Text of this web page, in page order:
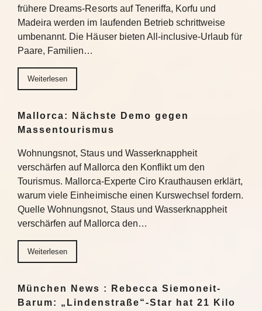
frühere Dreams-Resorts auf Teneriffa, Korfu und
Madeira werden im laufenden Betrieb schrittweise
umbenannt. Die Häuser bieten All-inclusive-Urlaub für
Paare, Familien…
Weiterlesen
Mallorca: Nächste Demo gegen
Massentourismus
Wohnungsnot, Staus und Wasserknappheit
verschärfen auf Mallorca den Konflikt um den
Tourismus. Mallorca-Experte Ciro Krauthausen erklärt,
warum viele Einheimische einen Kurswechsel fordern.
Quelle Wohnungsnot, Staus und Wasserknappheit
verschärfen auf Mallorca den…
Weiterlesen
München News : Rebecca Siemoneit-
Barum: „Lindenstraße“-Star hat 21 Kilo